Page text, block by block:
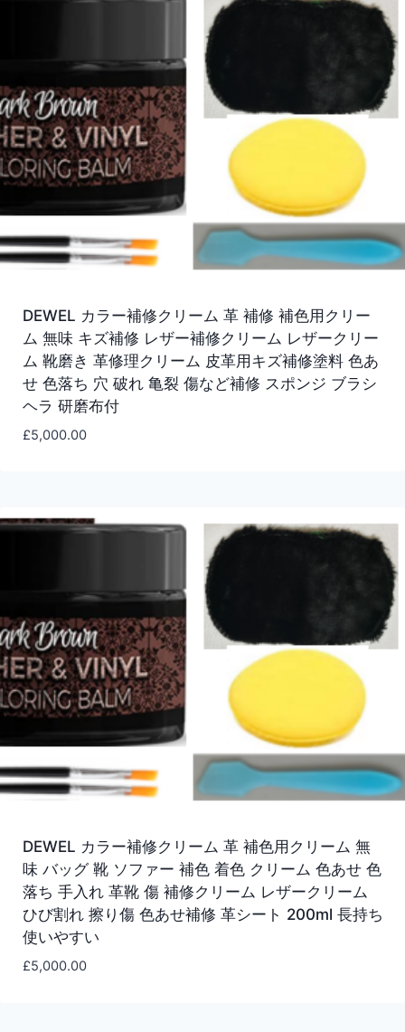
DEWEL カラー補修クリーム 革 補修 補色用クリー
ム 無味 キズ補修 レザー補修クリーム レザークリー
ム 靴磨き 革修理クリーム 皮革用キズ補修塗料 色あ
せ 色落ち 穴 破れ 亀裂 傷など補修 スポンジ ブラシ
ヘラ 研磨布付
£5,000.00
DEWEL カラー補修クリーム 革 補色用クリーム 無
味 バッグ 靴 ソファー 補色 着色 クリーム 色あせ 色
落ち 手入れ 革靴 傷 補修クリーム レザークリーム
ひび割れ 擦り傷 色あせ補修 革シート 200ml 長持ち
使いやすい
£5,000.00